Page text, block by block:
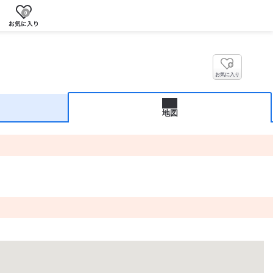
0
お気に入り
地図